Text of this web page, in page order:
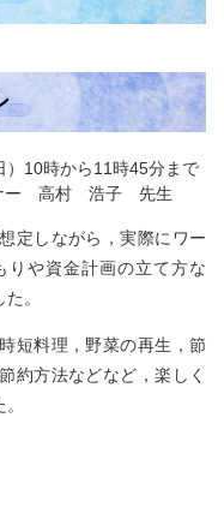
10時から11時45分まで
ー 高村 浩子 先生
定しながら，実際にワー
りや資金計画の立て方な
。
短料理，野菜の再生，節
約方法などなど，楽しく